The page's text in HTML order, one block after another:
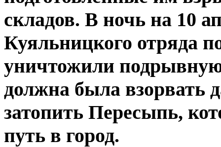
складов. В ночь на 10
Куяльницкого отряда
уничтожили
должна была взорвать
затопить Пересыпь,
путь в город.